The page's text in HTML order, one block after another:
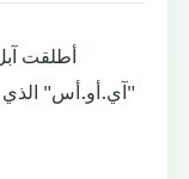
"آي.أو.أس" الذي